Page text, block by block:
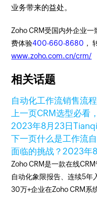
业务带来的益处。
Zoho CRM受国内外企业
费体验400-660-8680 ，
www.zoho.com.cn/crm/
相关话题
自动化工作流销售流
上一页CRM选型必看
2023年8月23日
下一页什么是工作流
面临的挑战？ 2023年
Zoho CRM是一款在线
自动化象限报告、连续5年
30万+企业在Zoho CRM系